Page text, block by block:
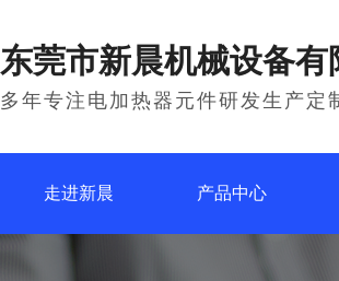
东莞市新晨机械设备有
多年专注电加热器元件研发生产定
走进新晨 产品中心